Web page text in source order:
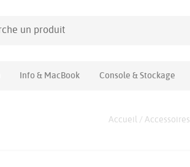
Info & MacBook Console & Stockage
Accueil / Accessoires